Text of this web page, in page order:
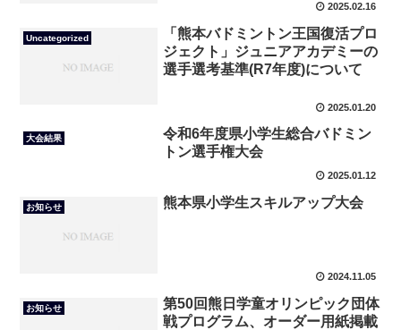
2025.02.16
Uncategorized
「熊本バドミントン王国復活プロ
ジェクト」ジュニアアカデミーの
選手選考基準(R7年度)について
2025.01.20
大会結果
令和6年度県小学生総合バドミン
トン選手権大会
2025.01.12
お知らせ 熊本県小学生スキルアップ大会
2024.11.05
お知らせ
第50回熊日学童オリンピック団体
戦プログラム、オーダー用紙掲載